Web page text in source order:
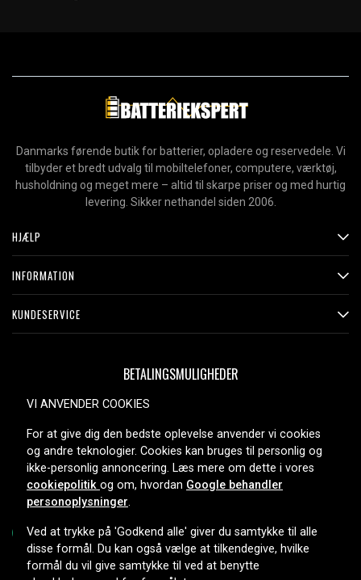
Danmarks førende butik for batterier, opladere og reservedele. Vi
tilbyder et bredt udvalg til mobiltelefoner, computere, værktøj,
husholdning og meget mere – altid til skarpe priser og med hurtig
levering. Sikker nethandel siden 2006.
HJÆLP
INFORMATION
KUNDESERVICE
BETALINGSMULIGHEDER
LEVERINGSMULIGHEDER
Copyright © 2026, Spares Nordic AB
VI ANVENDER COOKIES
For at give dig den bedste oplevelse anvender vi cookies
og andre teknologier. Cookies kan bruges til personlig og
ikke-personlig annoncering. Læs mere om dette i vores
cookiepolitik og om, hvordan Google behandler
personoplysninger.
Ved at trykke på 'Godkend alle' giver du samtykke til alle
disse formål. Du kan også vælge at tilkendegive, hvilke
formål du vil give samtykke til ved at benytte